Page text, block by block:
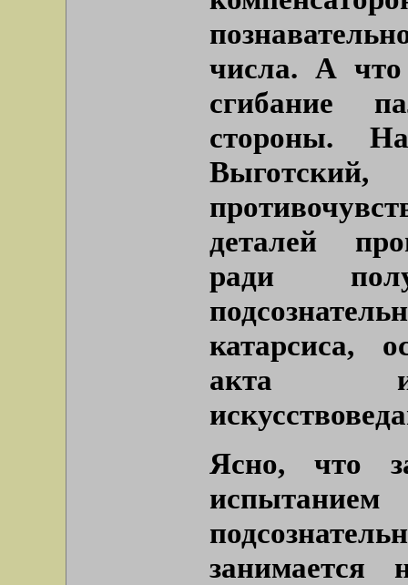
числа. А
сгибание
стороны.
деталей
ради
катарсиса,
акта
Ясно, что
испытанием
занимается